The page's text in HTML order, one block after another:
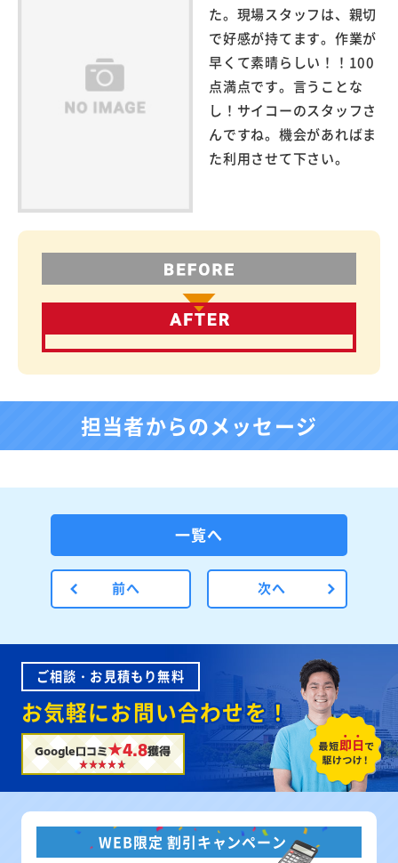
た。現場スタッフは、親切
で好感が持てます。作業が
早くて素晴らしい！！100
点満点です。言うことな
し！サイコーのスタッフさ
んですね。機会があればま
た利用させて下さい。
担当者からのメッセージ
前へ
一覧へ
次へ
ご相談・お見積もり無料
お気軽にお問い合わせを！
Google口コミ★4.8獲得
WEB限定 割引キャンペーン